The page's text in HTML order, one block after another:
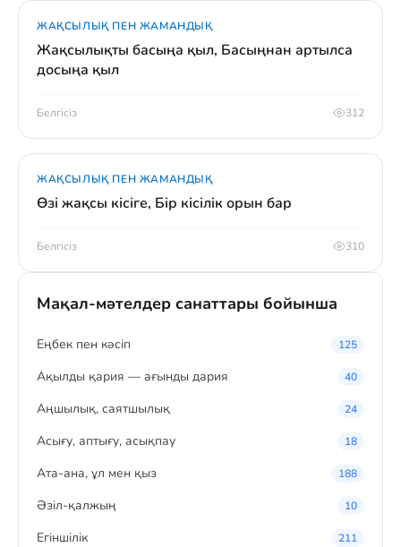
ЖАҚСЫЛЫҚ ПЕН ЖАМАНДЫҚ
Жақсылықты басыңа қыл, Басыңнан артылса
досыңа қыл
Белгісіз 312
ЖАҚСЫЛЫҚ ПЕН ЖАМАНДЫҚ
Өзі жақсы кісіге, Бір кісілік орын бар
Белгісіз 310
Мақал-мәтелдер санаттары бойынша
Eңбек пен кәсіп 125
Ақылды қария — ағынды дария 40
Аңшылық, саятшылық 24
Асығу, аптығу, асықпау 18
Ата-ана, ұл мен қыз 188
Әзіл-қалжың 10
Егіншілік 211